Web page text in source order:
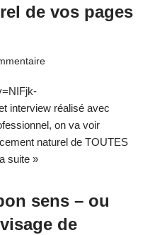
de vos pages
interview réalisé avec
on va voir
naturel de TOUTES
suite »
sens – ou
de